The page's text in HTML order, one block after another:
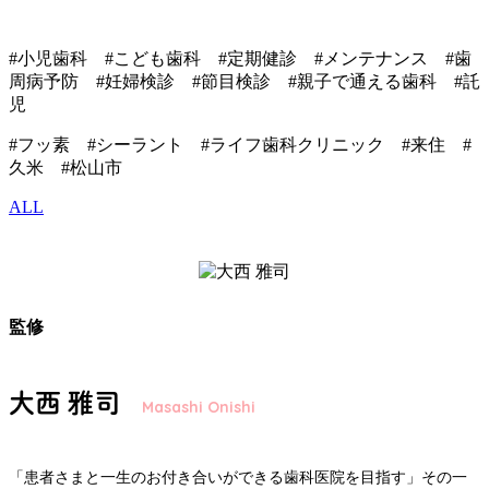
#小児歯科 #こども歯科 #定期健診 #メンテナンス #歯
周病予防 #妊婦検診 #節目検診 #親子で通える歯科 #託
児
#フッ素 #シーラント #ライフ歯科クリニック #来住 #
久米 #松山市
ALL
監修
大西 雅司 Masashi Onishi
「患者さまと一生のお付き合いができる歯科医院を目指す」その一